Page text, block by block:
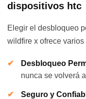
dispositivos htc
Elegir el desbloqueo
wildfire x ofrece varios
Desbloqueo
nunca se volverá
Seguro y